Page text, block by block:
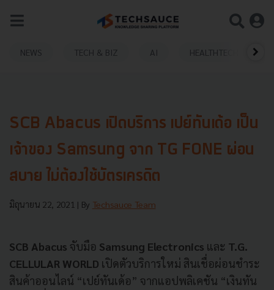
NEWS TECH & BIZ AI HEALTHTECH
SCB Abacus เปิดบริการ เปย์ทันเด้อ เป็น
เจ้าของ Samsung จาก TG FONE ผ่อน
สบาย ไม่ต้องใช้บัตรเครดิต
มิถุนายน 22, 2021 | By Techsauce Team
SCB Abacus จับมือ Samsung Electronics และ T.G.
CELLULAR WORLD เปิดตัวบริการใหม่ สินเชื่อผ่อนชำระ
สินค้าออนไลน์ “เปย์ทันเด้อ” จากแอปพลิเคชัน “เงินทัน